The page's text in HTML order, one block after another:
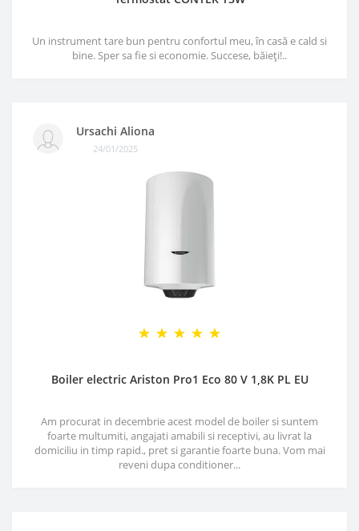
Un instrument tare bun pentru confortul meu, în casă e cald si
bine. Sper sa fie si economie. Succese, băieți!..
Ursachi Aliona
24/01/2025
Boiler electric Ariston Pro1 Eco 80 V 1,8K PL EU
Am procurat in decembrie acest model de boiler si suntem
foarte multumiti, angajati amabili si receptivi, au livrat la
domiciliu in timp rapid., pret si garantie foarte buna. Vom mai
reveni dupa conditioner...